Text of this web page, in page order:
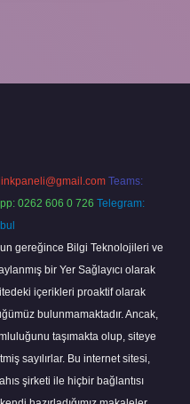
Teams:
0262 606 0 726 Telegram:
gereğince Bilgi Teknolojileri ve
bir Yer Sağlayıcı olarak
içerikleri proaktif olarak
bulunmamaktadır. Ancak,
taşımakta olup, siteye
sayılırlar. Bu internet sitesi,
şirketi ile hiçbir bağlantısı